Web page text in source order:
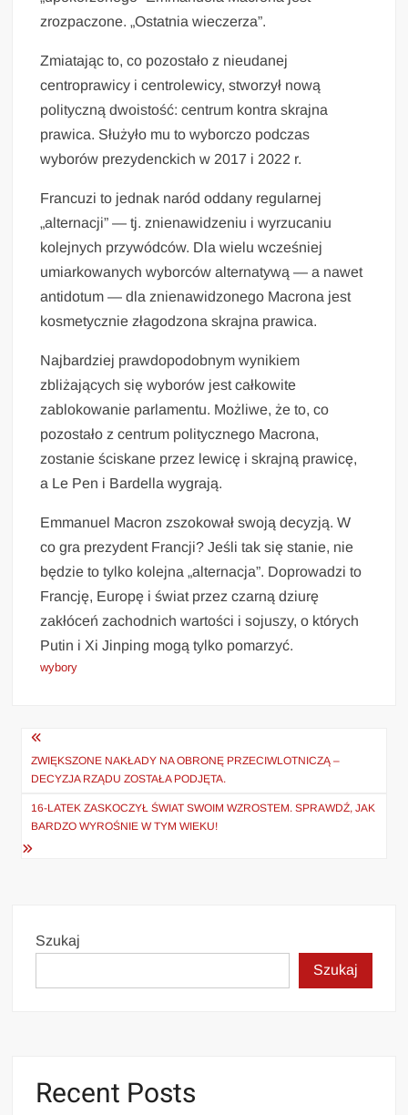
zrozpaczone. „Ostatnia wieczerza”.
Zmiatając to, co pozostało z nieudanej
centroprawicy i centrolewicy, stworzył nową
polityczną dwoistość: centrum kontra skrajna
prawica. Służyło mu to wyborczo podczas
wyborów prezydenckich w 2017 i 2022 r.
Francuzi to jednak naród oddany regularnej
„alternacji” — tj. znienawidzeniu i wyrzucaniu
kolejnych przywódców. Dla wielu wcześniej
umiarkowanych wyborców alternatywą — a nawet
antidotum — dla znienawidzonego Macrona jest
kosmetycznie złagodzona skrajna prawica.
Najbardziej prawdopodobnym wynikiem
zbliżających się wyborów jest całkowite
zablokowanie parlamentu. Możliwe, że to, co
pozostało z centrum politycznego Macrona,
zostanie ściskane przez lewicę i skrajną prawicę,
a Le Pen i Bardella wygrają.
Emmanuel Macron zszokował swoją decyzją. W
co gra prezydent Francji? Jeśli tak się stanie, nie
będzie to tylko kolejna „alternacja”. Doprowadzi to
Francję, Europę i świat przez czarną dziurę
zakłóceń zachodnich wartości i sojuszy, o których
Putin i Xi Jinping mogą tylko pomarzyć.
wybory
Nawigacja
wpisu
ZWIĘKSZONE NAKŁADY NA OBRONĘ PRZECIWLOTNICZĄ –
DECYZJA RZĄDU ZOSTAŁA PODJĘTA.
16-LATEK ZASKOCZYŁ ŚWIAT SWOIM WZROSTEM. SPRAWDŹ, JAK
BARDZO WYROŚNIE W TYM WIEKU!
Szukaj
Szukaj
Recent Posts